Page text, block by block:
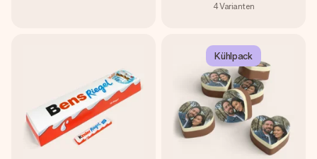
4Varianten
Kühlpack